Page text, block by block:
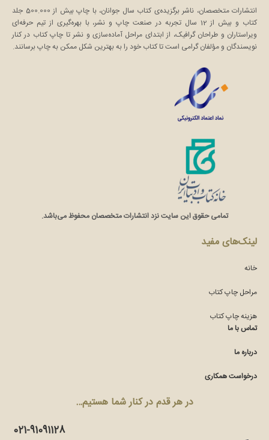
انتشارات متخصصان، ناشر برگزیده‌ی کتاب سال جوانان، با چاپ بیش از 500.000 جلد
کتاب و بیش از 12 سال تجربه در صنعت چاپ و نشر، با بهره‌گیری از تیم حرفه‌ای
ویراستاران و طراحان گرافیک، از ابتدای مراحل آماده‌سازی و نشر تا چاپ کتاب در کنار
نویسندگان و مؤلفان گرامی است تا کتاب خود را به بهترین شکل ممکن به چاپ برسانند.
تمامی حقوق این سایت نزد انتشارات متخصصان محفوظ می‌باشد.
لینک‌های مفید
خانه
مراحل چاپ کتاب
هزینه چاپ کتاب
تماس با ما
درباره ما
درخواست همکاری
در هر قدم در کنار شما هستیم…
021-91091128